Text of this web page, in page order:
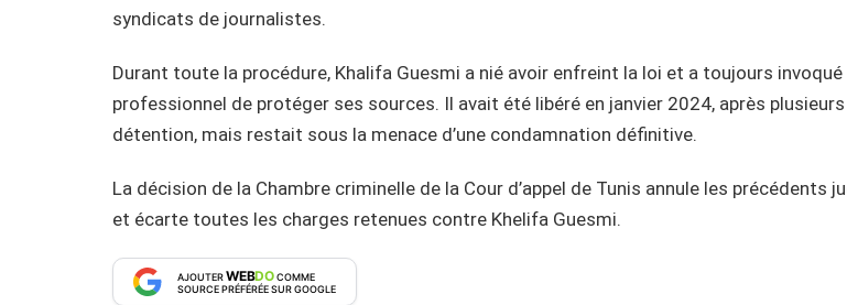
syndicats de journalistes.
Durant toute la procédure, Khalifa Guesmi a nié avoir enfreint la loi et a toujours
professionnel de protéger ses sources. Il avait été libéré en janvier 2024, après
détention, mais restait sous la menace d’une condamnation définitive.
La décision de la Chambre criminelle de la Cour d’appel de Tunis annule les précédents
et écarte toutes les charges retenues contre Khelifa Guesmi.
AJOUTERWEBDOCOMME
SOURCE PRÉFÉRÉE SUR GOOGLE